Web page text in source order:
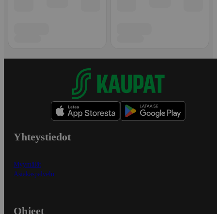
Yhteystiedot
Myymälät
Asiakaspalvelu
Ohjeet